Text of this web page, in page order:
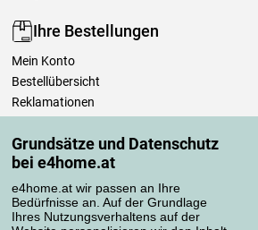
Grundsätze und Datenschutz
bei e4home.at
e4home.at wir passen an Ihre
Bedürfnisse an. Auf der Grundlage
Ihres Nutzungsverhaltens auf der
Ihre Bestellungen
Mein Konto
Bestellübersicht
Reklamationen
Einfach mehr wissen
Richtlinien zur Verarbeitung von Bewertungen
Transportarten